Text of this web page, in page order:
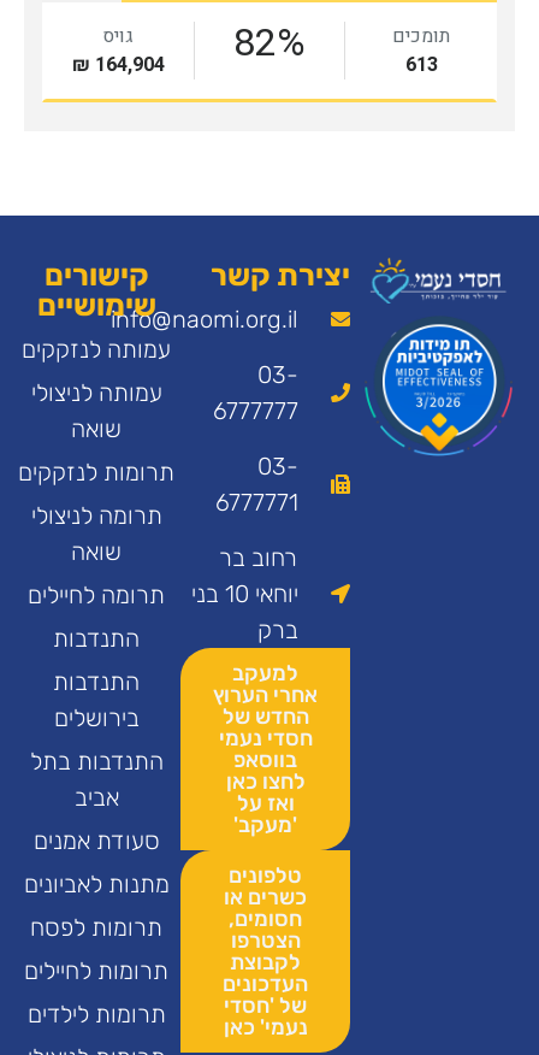
יצירת קשר
info@naomi.org.il
03-
6777777
03-
6777771
רחוב בר
יוחאי 10 בני
ברק
למעקב
אחרי הערוץ
החדש של
חסדי נעמי
בווסאפ
לחצו כאן
ואז על
'מעקב'
טלפונים
כשרים או
חסומים,
הצטרפו
לקבוצת
העדכונים
של 'חסדי
נעמי' כאן
קישורים
שימושיים
עמותה לנזקקים
עמותה לניצולי
שואה
תרומות לנזקקים
תרומה לניצולי
שואה
תרומה לחיילים
התנדבות
התנדבות
בירושלים
התנדבות בתל
אביב
סעודת אמנים
מתנות לאביונים
תרומות לפסח
תרומות לחיילים
תרומות לילדים